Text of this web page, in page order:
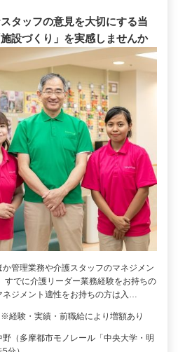
タッフの意見を大切にする当
設づくり」を実感しませんか
管理業務や介護スタッフのマネジメン
すでに介護リーダー業務経験をお持ちの
ジメント適性をお持ちの方は入…
験・実績・前職給により増額あり
（多摩都市モノレール「中央大学・明